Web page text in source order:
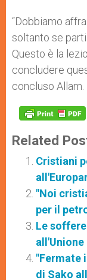
“Dobbiamo
soltanto se
Questo è la
concludere
concluso Allam.
Related
Cristiani
"Noi
per il
Le
all'Unione
"Fermate
di Sako